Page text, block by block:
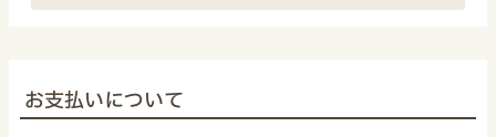
お支払いについて